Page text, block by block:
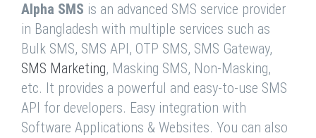
Alpha SMS is an advanced SMS service provider
in Bangladesh with multiple services such as
Bulk SMS, SMS API, OTP SMS, SMS Gateway,
SMS Marketing, Masking SMS, Non-Masking,
etc. It provides a powerful and easy-to-use SMS
API for developers. Easy integration with
Software Applications & Websites. You can also